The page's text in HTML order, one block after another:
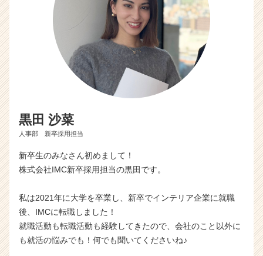
r）
黒田 沙菜
人事部 新卒採用担当
新卒生のみなさん初めまして！
株式会社IMC新卒採用担当の黒田です。
私は2021年に大学を卒業し、新卒でインテリア企業に就職
後、IMCに転職しました！
就職活動も転職活動も経験してきたので、会社のこと以外に
も就活の悩みでも！何でも聞いてくださいね♪